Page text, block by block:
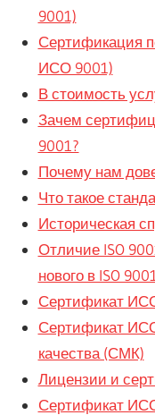
9001)
Сертификация
ИСО 9001)
В стоимость
Зачем
9001?
Почему нам
Что такое
Историческая
Отличие ISO
нового в ISO
Сертификат
Сертификат
качества (СМК)
Лицензии и
Сертификат